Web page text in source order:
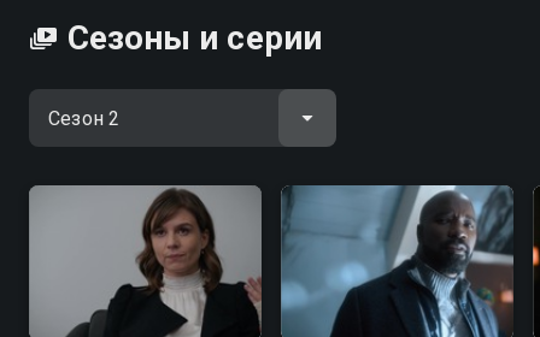
Сезоны и серии